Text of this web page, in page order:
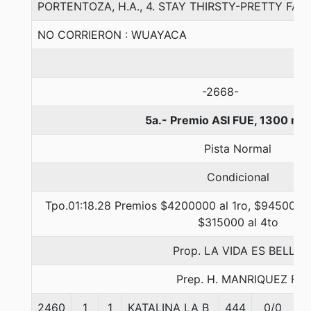
PORTENTOZA, H.A., 4. STAY THIRSTY-PRETTY
NO CORRIERON : WUAYACA
-2668-
5a.- Premio ASI FUE, 1300
Pista Normal
Condicional
Tpo.01:18.28 Premios $4200000 al 1ro, $945000
$315000 al 4to
Prop. LA VIDA ES BELLA
Prep. H. MANRIQUEZ F.
2460 1 1 KATALINA LA B 444 0/0